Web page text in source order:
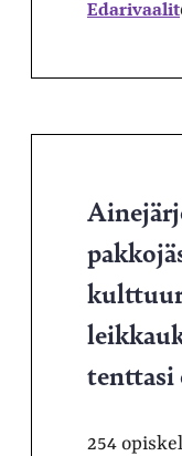
Edarivaalit
tenttasi
254